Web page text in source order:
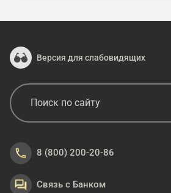
Версия для слабовидящих
8 (800) 200-20-86
Связь с Банком